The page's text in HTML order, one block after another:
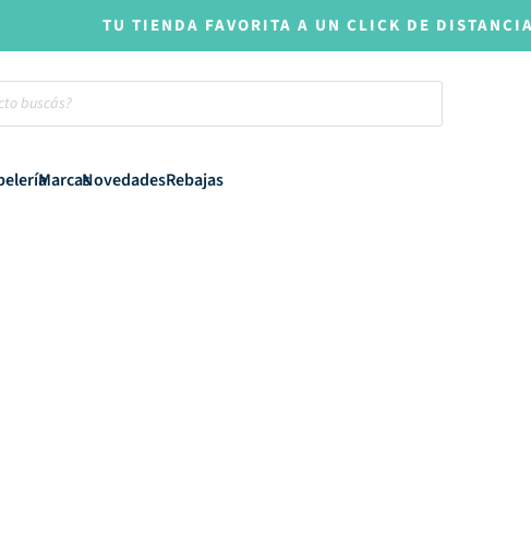
TU TIENDA FAVORITA A UN CLICK DE DISTANCIA
MarcasNovedadesRebajas